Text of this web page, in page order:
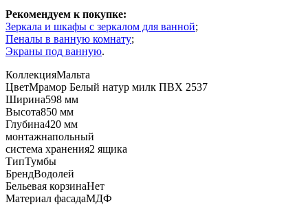
Рекомендуем к покупке:
Зеркала и шкафы с зеркалом для ванной;
Пеналы в ванную комнату;
Экраны под ванную.
КоллекцияМальта
ЦветМрамор Белый натур милк ПВХ 2537
Ширина598 мм
Высота850 мм
Глубина420 мм
монтажнапольный
система хранения2 ящика
ТипТумбы
БрендВодолей
Бельевая корзинаНет
Материал фасадаМДФ